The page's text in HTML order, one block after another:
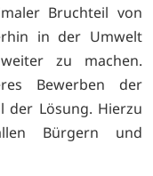
Bruchteil von
in der Umwelt
zu machen.
Bewerben der
der Lösung. Hierzu
Bürgern und